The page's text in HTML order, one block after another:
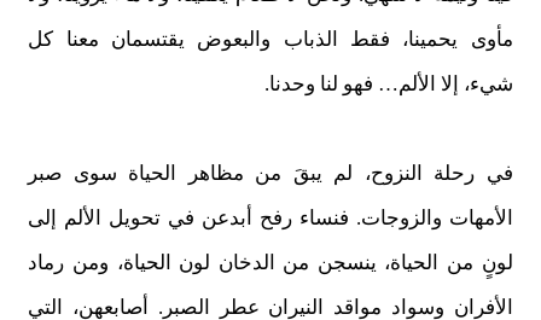
مأوى يحمينا، فقط الذباب والبعوض يقتسمان معنا كل
شيء، إلا الألم… فهو لنا وحدنا.
في رحلة النزوح، لم يبقَ من مظاهر الحياة سوى صبر
الأمهات والزوجات. فنساء رفح أبدعن في تحويل الألم إلى
لونٍ من الحياة، ينسجن من الدخان لون الحياة، ومن رماد
الأفران وسواد مواقد النيران عطر الصبر. أصابعهن، التي